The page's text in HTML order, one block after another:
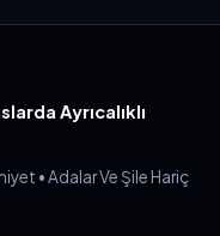
Ayrıcalıklı
• Adalar Ve Şile Hariç